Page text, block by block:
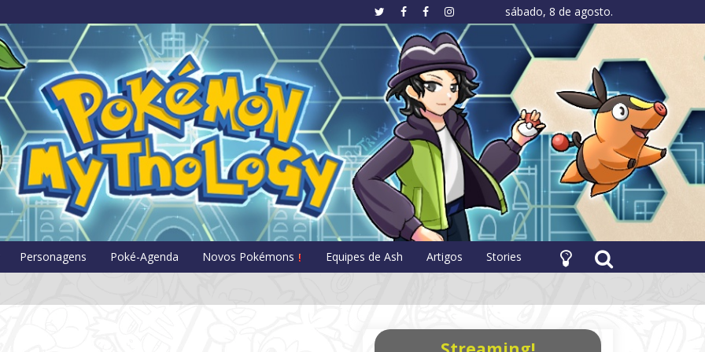
sábado, 8 de agosto.
Pokémon Mythology
Personagens Poké-Agenda Novos Pokémons Equipes de Ash Artigos Stories